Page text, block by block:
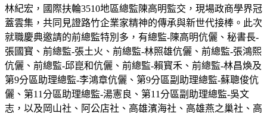
林紀宏，國際扶輪3510地區總監陳高明監交，現場政商學界冠
蓋雲集，共同見證路竹企業家精神的傳承與新世代接棒。此次
就職慶典邀請的前總監特別多，有總監-陳高明伉儷、秘書長-
張國寳、前總監-張土火、前總監-林照雄伉儷、前總監-張鴻熙
伉儷、前總監-邱崑和伉儷、前總監-賴寳禾、前總監-林昌煥及
第9分區助理總監-李鴻章伉儷、第9分區副助理總監-蘇聰俊伉
儷、第11分區助理總監-湯憲良、第11分區副助理總監-吳文
志，以及岡山社、阿公店社、高雄濱海社、高雄燕之巢社、高